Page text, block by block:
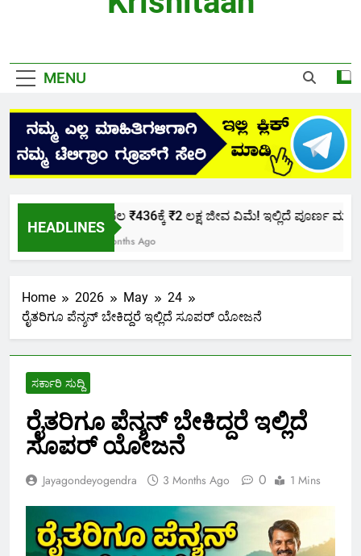
MENU
HEADLINES
ಕೇವಲ ₹436ಕ್ಕೆ ₹2 ಲಕ್ಷ ಜೀವ ವಿಮೆ! ಇಲ್ಲಿದೆ ಪೂರ್ಣ ಮಾಹಿತಿ.
2 Months Ago
Home 2026 May
24
ರೈತರಿಗೂ ಪೆನ್ಶನ್ ಬೇಕಿದ್ದರೆ ಇಲ್ಲಿದೆ ಸೂಪರ್ ಯೋಜನೆ
ಸರ್ಕಾರಿ ಸುದ್ದಿ
ರೈತರಿಗೂ ಪೆನ್ಶನ್ ಬೇಕಿದ್ದರೆ ಇಲ್ಲಿದೆ
ಸೂಪರ್ ಯೋಜನೆ
Jayagondeyogendra 3 Months Ago 0 1 Mins